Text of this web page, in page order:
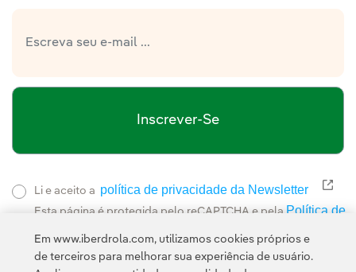
Inscrever-Se
Li e aceito a política de privacidade da Newsletter Link
Esta página é protegida pelo reCAPTCHA e pela Política de
Em www.iberdrola.com, utilizamos cookies próprios e
de terceiros para melhorar sua experiência de usuário.